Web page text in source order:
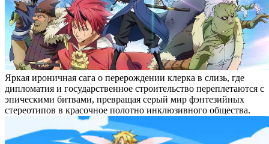
Яркая ироничная сага о перерождении клерка в слизь, где
дипломатия и государственное строительство переплетаются с
эпическими битвами, превращая серый мир фэнтезийных
стереотипов в красочное полотно инклюзивного общества.